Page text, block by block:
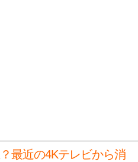
最近の4Kテレビから消